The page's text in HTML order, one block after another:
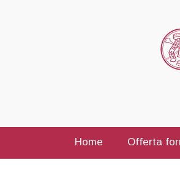
Home Offerta